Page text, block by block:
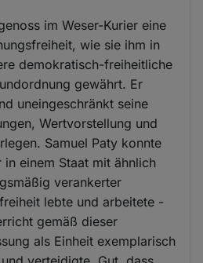
im Weser-Kurier eine
wie sie ihm in
demokratisch-freiheitliche
gewährt. Er
uneingeschränkt seine
Wertvorstellung und
Samuel Paty konnte
einem Staat mit ähnlich
verankerter
lebte und arbeitete -
gemäß dieser
als Einheit exemplarisch